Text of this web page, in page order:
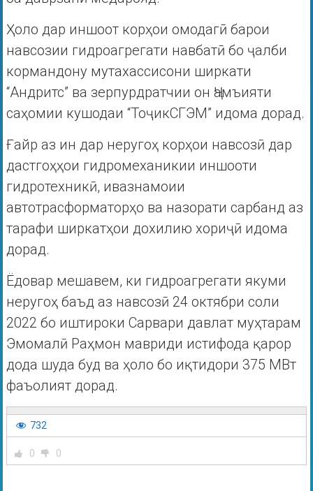
Ҳоло дар иншоот корҳои омодагӣ барои
навсозии гидроагрегати навбатӣ бо ҷалби
кормандону мутахассисони ширкати
“Андритс” ва зерпурдратчии он Ҷамъияти
саҳомии кушодаи “ТоҷикСГЭМ” идома дорад.
Ғайр аз ин дар неругоҳ корҳои навсозӣ дар
дастгоҳҳои гидромеханикии иншооти
гидротехникӣ, ивазнамоии
автотрасформаторҳо ва назорати сарбанд аз
тарафи ширкатҳои дохилию хориҷӣ идома
дорад.
Ёдовар мешавем, ки гидроагрегати якуми
неругоҳ баъд аз навсозӣ 24 октябри соли
2022 бо иштироки Сарвари давлат муҳтарам
Эмомалӣ Раҳмон мавриди истифода қарор
дода шуда буд ва ҳоло бо иқтидори 375 МВт
фаъолият дорад.
732
0 0